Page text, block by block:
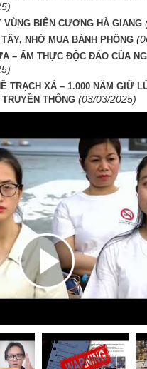
VÙNG BIÊN CƯƠNG HÀ GIANG
NHỚ MUA BÁNH PHỒNG
– ẨM THỰC ĐỘC ĐÁO CỦA
TRẠCH XÁ – 1.000 NĂM GIỮ
THỐNG (03/03/2025)